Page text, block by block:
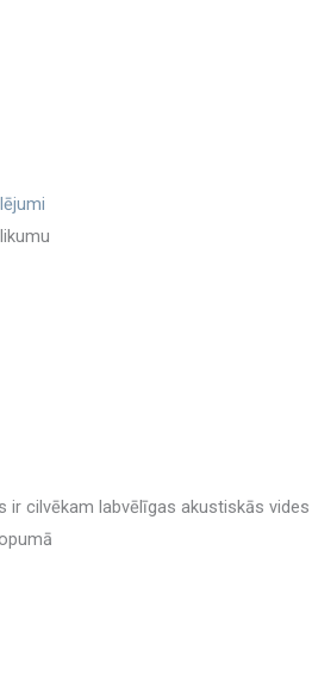
ir cilvēkam labvēlīgas akustiskās vides